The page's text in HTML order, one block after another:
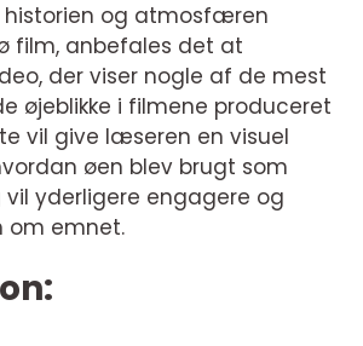
historien og atmosfæren
film, anbefales det at
der viser nogle af de mest
øjeblikke i filmene produceret
vil give læseren en visuel
øen blev brugt som
yderligere engagere og
om emnet.